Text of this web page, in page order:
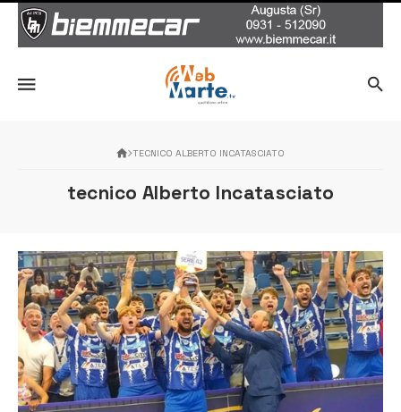
TECNICO ALBERTO INCATASCIATO
tecnico Alberto Incatasciato